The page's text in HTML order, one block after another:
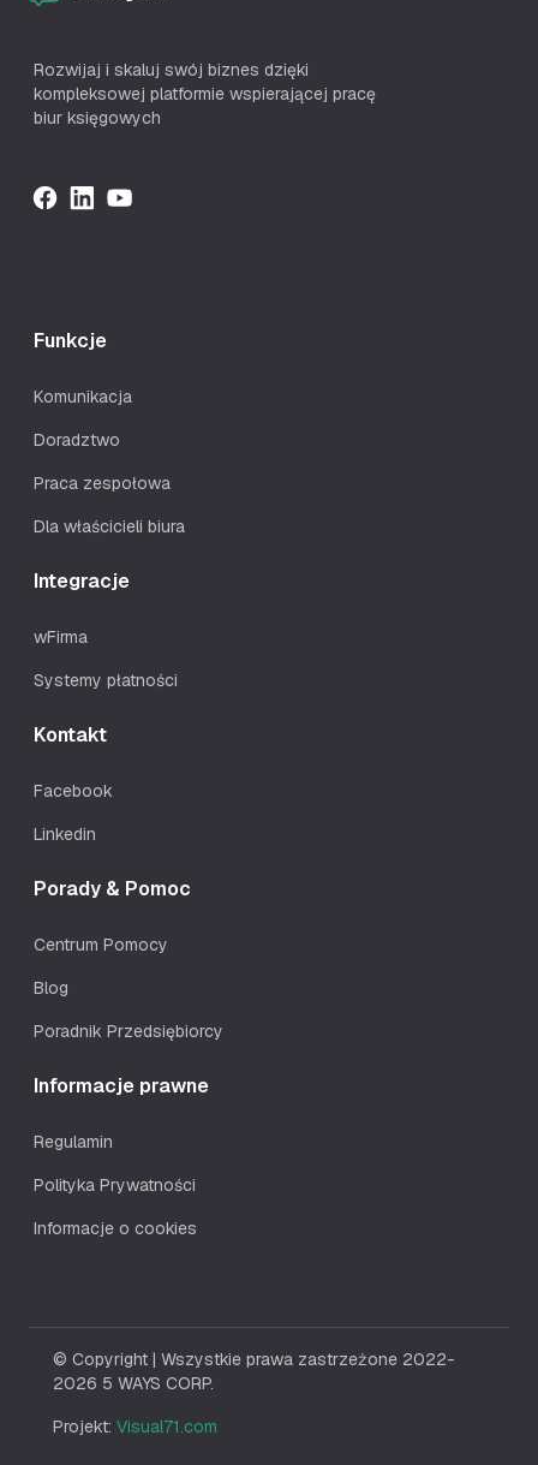
Rozwijaj i skaluj swój biznes dzięki
kompleksowej platformie wspierającej pracę
biur księgowych
Funkcje
Komunikacja
Doradztwo
Praca zespołowa
Dla właścicieli biura
Integracje
wFirma
Systemy płatności
Kontakt
Facebook
Linkedin
Porady & Pomoc
Centrum Pomocy
Blog
Poradnik Przedsiębiorcy
Informacje prawne
Regulamin
Polityka Prywatności
Informacje o cookies
© Copyright | Wszystkie prawa zastrzeżone 2022-
2026 5 WAYS CORP.
Projekt: Visual71.com